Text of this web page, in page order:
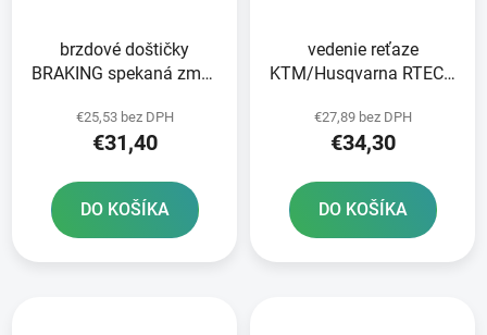
brzdové doštičky
BRAKING spekaná zmes
€25,53 bez DPH
€31,40
DO KOŠÍKA
vedenie reťaze
KTM/Husqvarna RTECH
€27,89 bez DPH
€34,30
DO KOŠÍKA